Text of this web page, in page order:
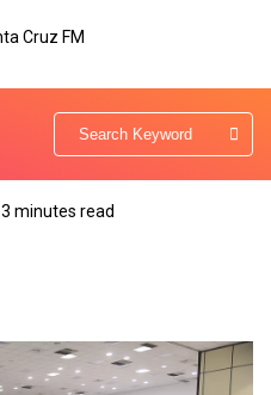
3 minutes read